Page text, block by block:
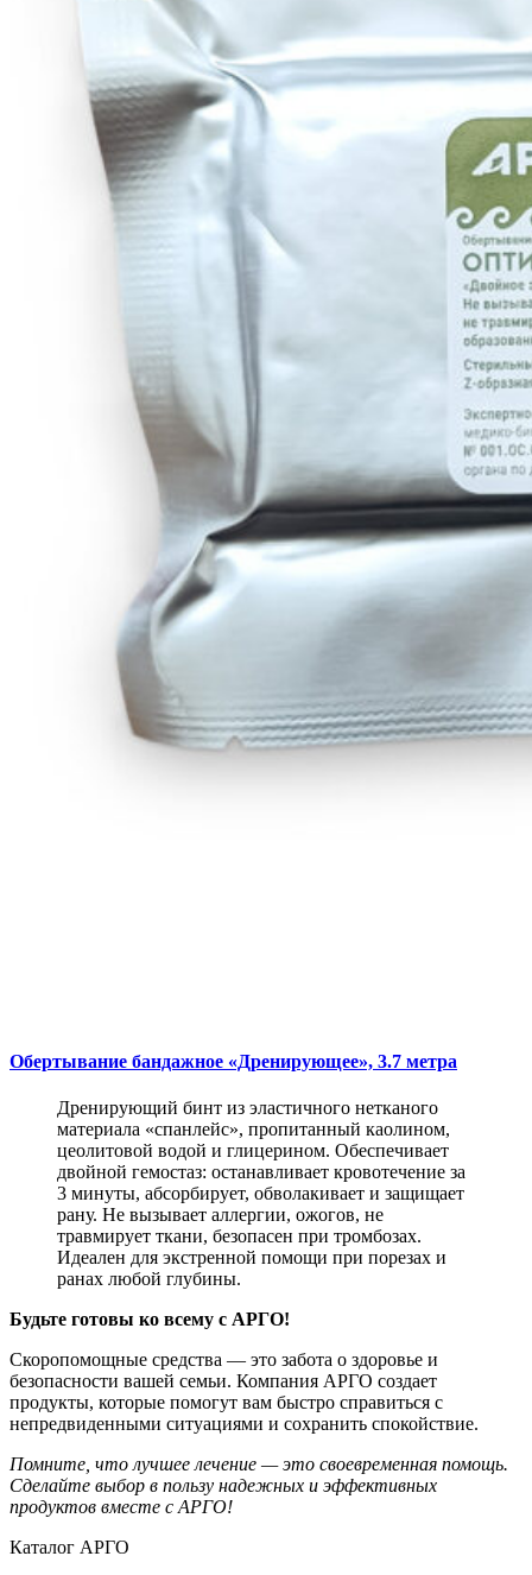
Обертывание бандажное «Дренирующее», 3.7 метра
Дренирующий бинт из эластичного нетканого
материала «спанлейс», пропитанный каолином,
цеолитовой водой и глицерином. Обеспечивает
двойной гемостаз: останавливает кровотечение за
3 минуты, абсорбирует, обволакивает и защищает
рану. Не вызывает аллергии, ожогов, не
травмирует ткани, безопасен при тромбозах.
Идеален для экстренной помощи при порезах и
ранах любой глубины.
Будьте готовы ко всему с АРГО!
Скоропомощные средства — это забота о здоровье и
безопасности вашей семьи. Компания АРГО создает
продукты, которые помогут вам быстро справиться с
непредвиденными ситуациями и сохранить спокойствие.
Помните, что лучшее лечение — это своевременная помощь.
Сделайте выбор в пользу надежных и эффективных
продуктов вместе с АРГО!
Каталог АРГО